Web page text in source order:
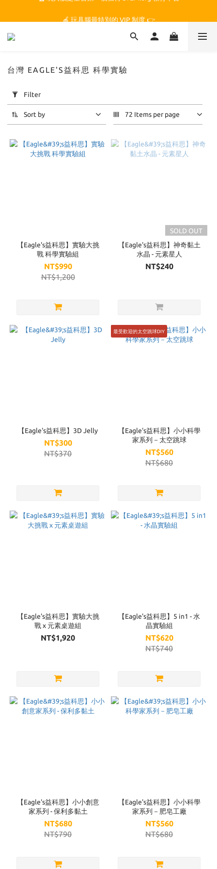
🏆 玩具腦是全台第一個獲得 STEM.org 教育平台
Filter
(0/20)
Range
(NT$)
Eagles
益科
台灣 EAGLE'S益科思 科學實驗
Filter
Sort by 72 Items per page
【Eagle's益科思】實驗大挑
戰 科學實驗組
NT$990
NT$1,200
SOLD OUT
【Eagle's益科思】神奇黏土
水晶 - 元素星人
NT$240
【Eagle's益科思】3D Jelly
NT$300
NT$370
最受歡迎的太空跳球DIY
【Eagle's益科思】小小科學
家系列－太空跳球
NT$560
NT$680
【Eagle's益科思】實驗大挑
戰 x 元素桌遊組
NT$1,920
【Eagle's益科思】5 in1 - 水
晶實驗組
NT$620
NT$740
【Eagle's益科思】小小創意
家系列 - 保利多黏土
NT$680
NT$790
【Eagle's益科思】小小科學
家系列－肥皂工廠
NT$560
NT$680